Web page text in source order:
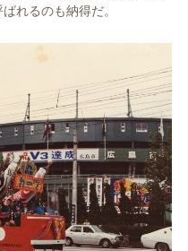
れるのも納得だ。